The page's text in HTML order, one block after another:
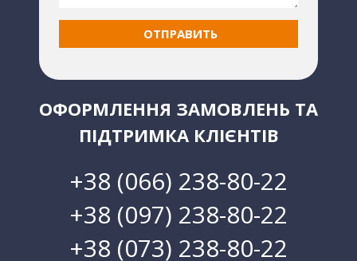
ОФОРМЛЕННЯ ЗАМОВЛЕНЬ ТА
ПІДТРИМКА КЛІЄНТІВ
+38 (066) 238-80-22
+38 (097) 238-80-22
+38 (073) 238-80-22